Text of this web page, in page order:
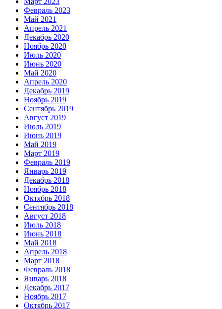
Февраль 2023
Май 2021
Апрель 2021
Декабрь 2020
Ноябрь 2020
Июль 2020
Июнь 2020
Май 2020
Апрель 2020
Декабрь 2019
Ноябрь 2019
Сентябрь 2019
Август 2019
Июль 2019
Июнь 2019
Май 2019
Март 2019
Февраль 2019
Январь 2019
Декабрь 2018
Ноябрь 2018
Октябрь 2018
Сентябрь 2018
Август 2018
Июль 2018
Июнь 2018
Май 2018
Апрель 2018
Март 2018
Февраль 2018
Январь 2018
Декабрь 2017
Ноябрь 2017
Октябрь 2017